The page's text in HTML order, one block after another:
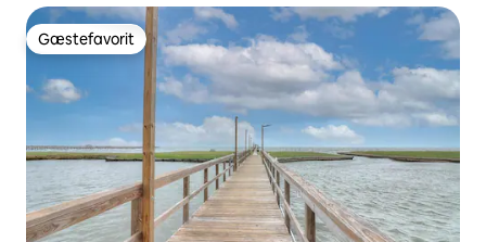
Gæstefavorit
Gæstefavorit